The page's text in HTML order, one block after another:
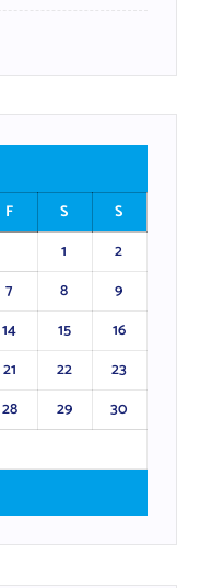
F S
S
1
2
7 8
9
14 15
16
21 22
23
28 29
30